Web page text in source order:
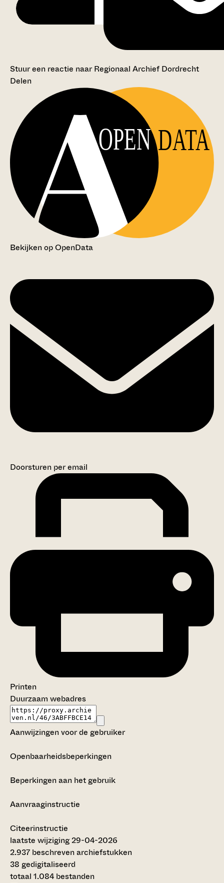
Stuur een reactie naar Regionaal Archief Dordrecht
Delen
OPEN DATA
Bekijken op OpenData
Doorsturen per email
Printen
Duurzaam webadres
Aanwijzingen voor de gebruiker
Openbaarheidsbeperkingen
Beperkingen aan het gebruik
Aanvraaginstructie
Citeerinstructie
laatste wijziging 29-04-2026
2.937 beschreven archiefstukken
38 gedigitaliseerd
totaal 1.084 bestanden